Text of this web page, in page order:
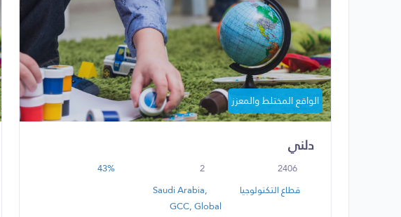
الواقع المختلط والمعزز
دلني
2406
2
43%
قطاع التكنولوجيا
Saudi Arabia,
GCC, Global